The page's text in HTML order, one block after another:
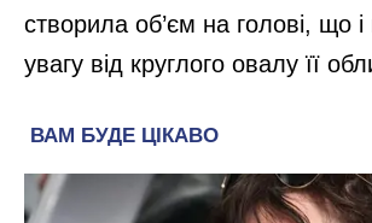
створила об’єм на голові, що і
увагу від круглого овалу її